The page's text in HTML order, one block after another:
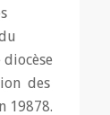
des
19878.